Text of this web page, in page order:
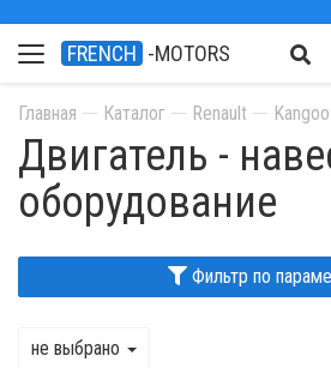
FRENCH -MOTORS
Главная Каталог Renault
Двигатель -
оборудование
Фильтр по
не выбрано